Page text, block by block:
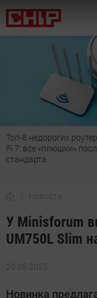
Подпишись на наш
мессенджере МАХ
Новости
У Minisforum
UM750L Slim
20.05.2025
Автор:
Новинка